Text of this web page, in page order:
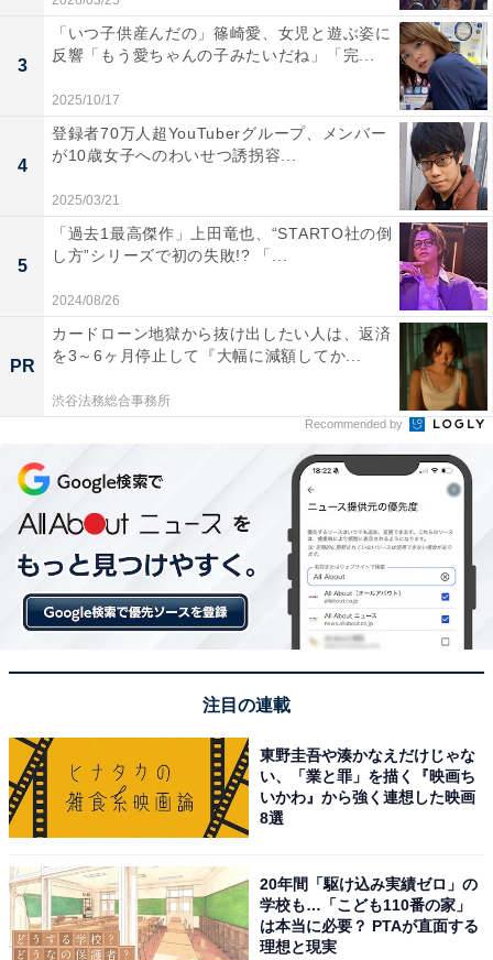
3
「いつ子供産んだの」篠崎愛、女児と遊ぶ姿に
反響「もう愛ちゃんの子みたいだね」「完...
2025/10/17
4
登録者70万人超YouTuberグループ、メンバー
が10歳女子へのわいせつ誘拐容...
2025/03/21
5
「過去1最高傑作」上田竜也、“STARTO社の倒
し方”シリーズで初の失敗!? 「...
2024/08/26
PR
カードローン地獄から抜け出したい人は、返済
を3～6ヶ月停止して『大幅に減額してか...
渋谷法務総合事務所
Recommended by
注目の連載
東野圭吾や湊かなえだけじゃな
い、「業と罪」を描く『映画ち
いかわ』から強く連想した映画
8選
20年間「駆け込み実績ゼロ」の
学校も…「こども110番の家」
は本当に必要？ PTAが直面する
理想と現実